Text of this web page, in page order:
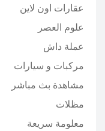
عقارات اون لاين
علوم العصر
عملة داش
مركبات و سيارات
مشاهدة بث مباشر
مظلات
معلومة سريعة